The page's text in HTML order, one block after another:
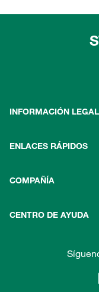
INFORMACIÓN LEGAL
ENLACES RÁPIDOS
COMPAÑÍA
CENTRO DE AYUDA